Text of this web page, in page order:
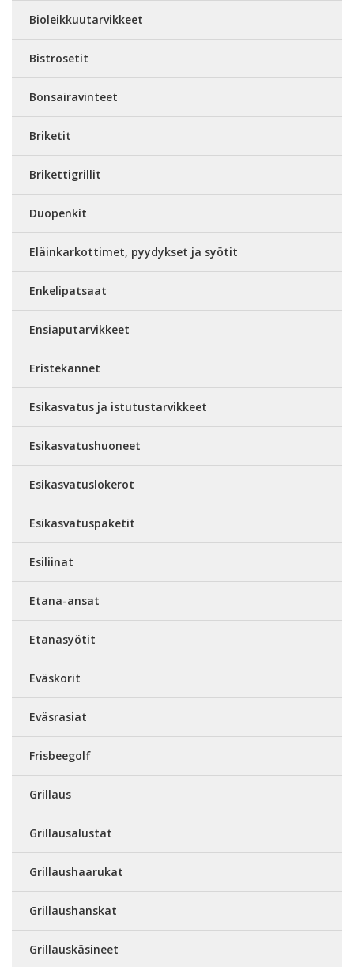
Bioleikkuutarvikkeet
Bistrosetit
Bonsairavinteet
Briketit
Brikettigrillit
Duopenkit
Eläinkarkottimet, pyydykset ja syötit
Enkelipatsaat
Ensiaputarvikkeet
Eristekannet
Esikasvatus ja istutustarvikkeet
Esikasvatushuoneet
Esikasvatuslokerot
Esikasvatuspaketit
Esiliinat
Etana-ansat
Etanasyötit
Eväskorit
Eväsrasiat
Frisbeegolf
Grillaus
Grillausalustat
Grillaushaarukat
Grillaushanskat
Grillauskäsineet